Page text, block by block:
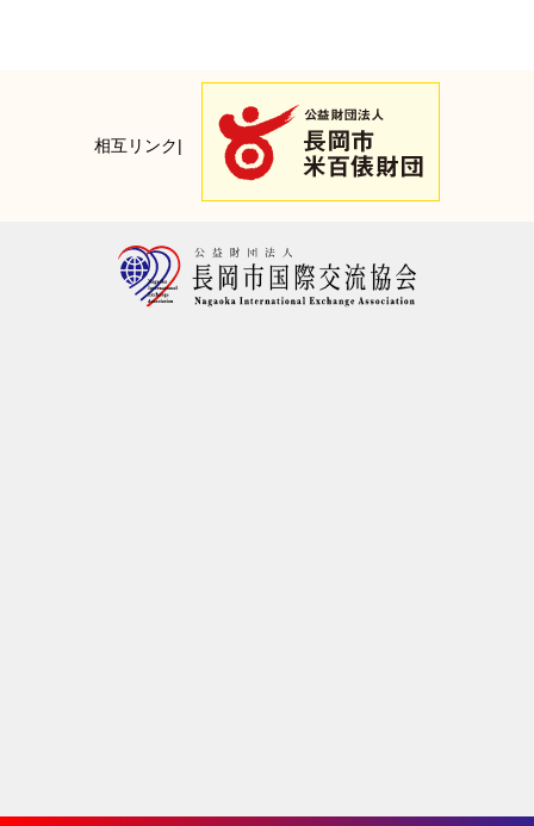
相互リンク